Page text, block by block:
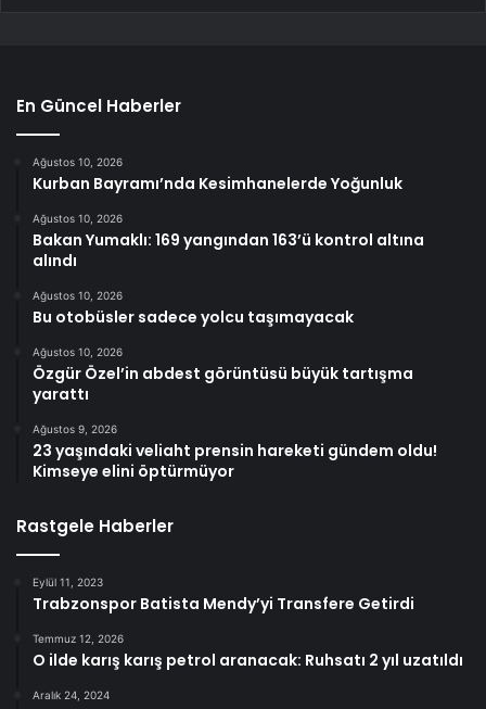
En Güncel Haberler
Ağustos 10, 2026
Kurban Bayramı’nda Kesimhanelerde Yoğunluk
Ağustos 10, 2026
Bakan Yumaklı: 169 yangından 163’ü kontrol altına
alındı
Ağustos 10, 2026
Bu otobüsler sadece yolcu taşımayacak
Ağustos 10, 2026
Özgür Özel’in abdest görüntüsü büyük tartışma
yarattı
Ağustos 9, 2026
23 yaşındaki veliaht prensin hareketi gündem oldu!
Kimseye elini öptürmüyor
Rastgele Haberler
Eylül 11, 2023
Trabzonspor Batista Mendy’yi Transfere Getirdi
Temmuz 12, 2026
O ilde karış karış petrol aranacak: Ruhsatı 2 yıl uzatıldı
Aralık 24, 2024